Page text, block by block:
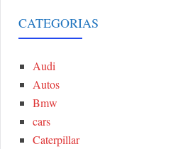
r
c
CATEGORIAS
Audi
Autos
Bmw
cars
Caterpillar